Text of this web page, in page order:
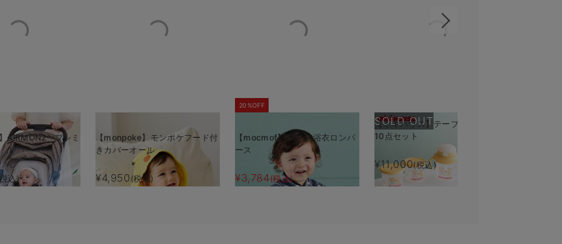
】AIRMON2 プレミ
込)
【monpoke】モンポケフード付
きカバーオール
¥4,950 (税込)
20%OFF
【mocmof】帯付き 浴衣ロンパ
ース
¥3,784(税込)
SOLD OUT
【ミキハウス】テーブルウェア
10点セット
¥11,000(税込)